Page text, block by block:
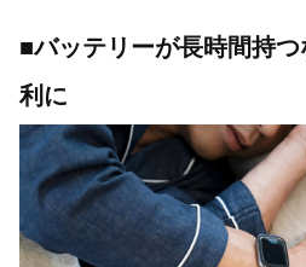
■バッテリーが長時間持
利に